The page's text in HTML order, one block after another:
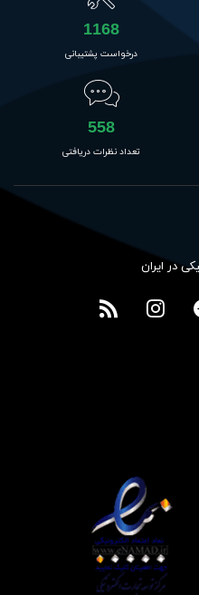
1168
درخواست پشتیبانی
558
تعداد نظرات دریافتی